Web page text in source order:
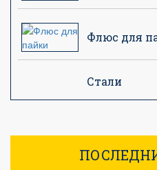
Флюс для
Стали